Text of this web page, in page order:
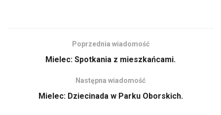
Poprzednia wiadomość
Mielec: Spotkania z mieszkańcami.
Następna wiadomość
Mielec: Dziecinada w Parku Oborskich.